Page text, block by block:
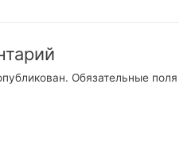
Обязательные поля